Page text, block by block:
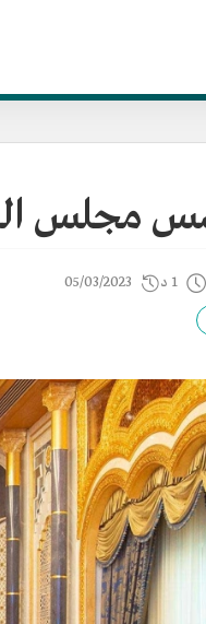
مجلس
1 د 05/03/2023